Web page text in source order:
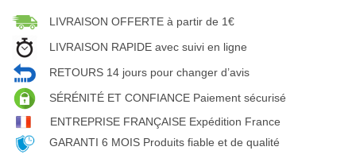
38,00€.
LIVRAISON OFFERTE à partir de 1€
LIVRAISON RAPIDE avec suivi en ligne
RETOURS 14 jours pour changer d’avis
SÉRÉNITÉ ET CONFIANCE Paiement sécurisé
ENTREPRISE FRANÇAISE Expédition France
GARANTI 6 MOIS Produits fiable et de qualité